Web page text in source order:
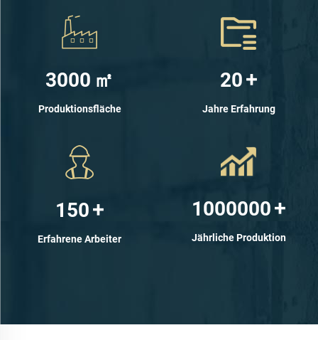
3000 ㎡
Produktionsfläche
20+
Jahre Erfahrung
150+
Erfahrene Arbeiter
1000000+
Jährliche Produktion